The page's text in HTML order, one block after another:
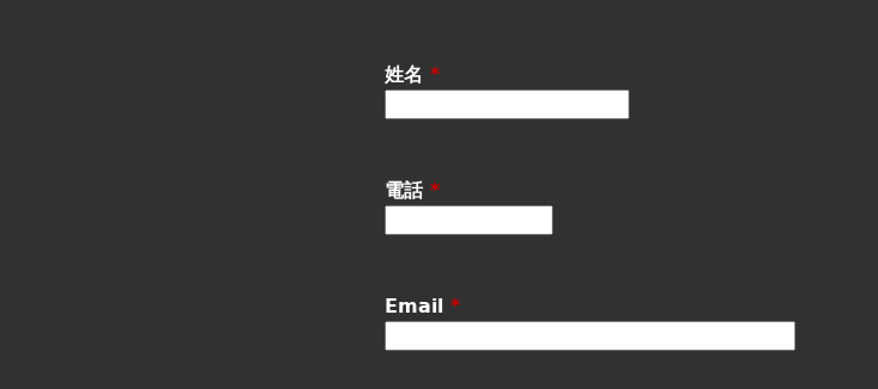
姓名*
電話*
Email*